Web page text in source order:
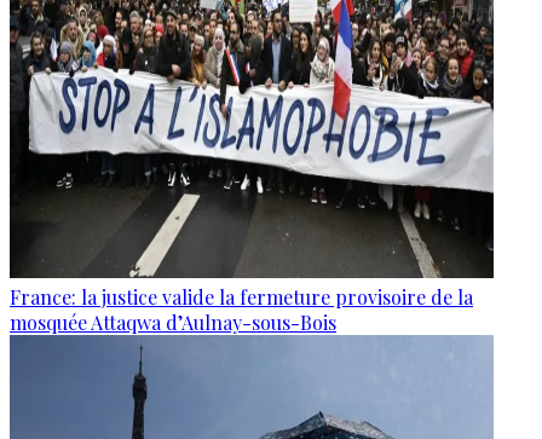
France: la justice valide la fermeture provisoire de la
mosquée Attaqwa d’Aulnay-sous-Bois